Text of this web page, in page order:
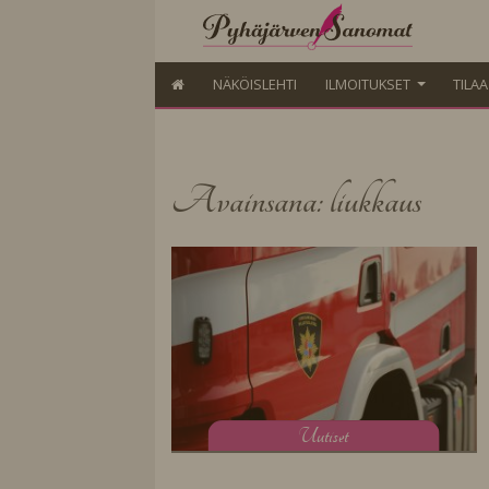
NÄKÖISLEHTI ILMOITUKSET
Avainsana: liukkaus
Uutiset